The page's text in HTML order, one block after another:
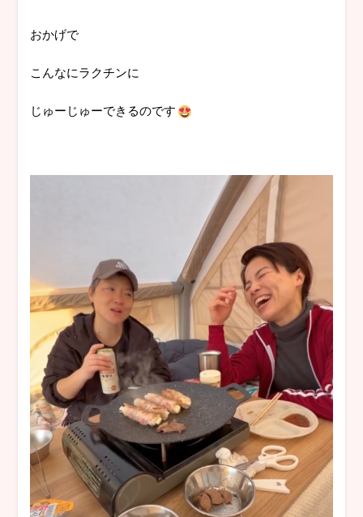
おかげで
こんなにラクチンに
じゅーじゅーできるのです